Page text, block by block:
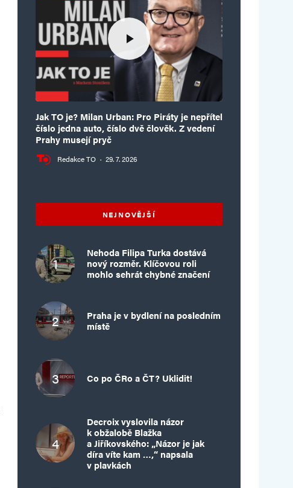
Jak TO je? Milan Urban: Pro Piráty je nepřítel
číslo jedna auto, číslo dvě člověk. Z vedení
Prahy musejí pryč
Redakce TO · 29. 7. 2026
NEJNOVĚJŠÍ
Nehoda Filipa Turka dostává
nový rozměr. Klíčovou roli
mohlo sehrát chybné značení
Praha je v bydlení na posledním
místě
Co po ČRo a ČT? Uklidit!
Decroix vyslovila názor
k obžalobě Blažka
a Jiříkovského: „Názor je jak
díra víte kam …,“ napsala
v plavkách